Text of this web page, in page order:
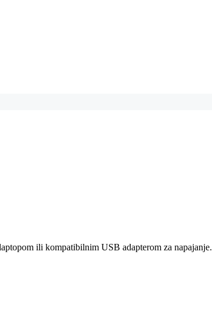
ili kompatibilnim USB adapterom za napajanje.